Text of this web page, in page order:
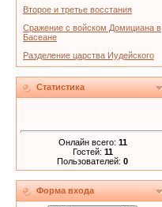
Второе и третье восстания
Сражение с войском Домициана в
Басеане
Разделение царства Иудейского
Статистика
Онлайн всего: 11
Гостей: 11
Пользователей: 0
Форма входа